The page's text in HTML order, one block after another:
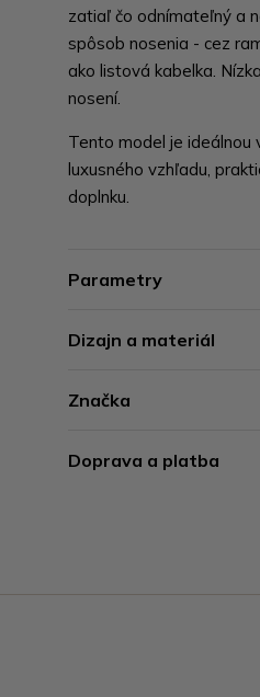
zatiaľ čo odnímateľný a
spôsob nosenia - cez
ako listová kabelka.
nosení.
Tento model je ideálnou
luxusného vzhľadu,
doplnku.
Parametry
Dizajn a materiál
Značka
Doprava a platba